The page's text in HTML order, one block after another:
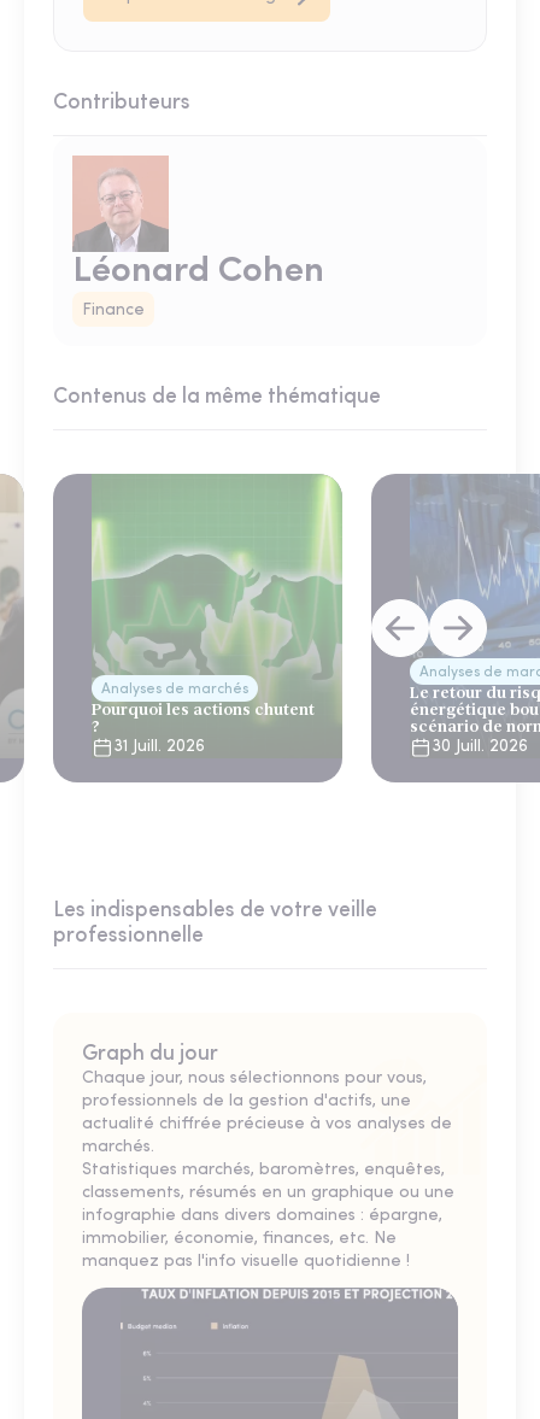
Contributeurs
Léonard Cohen
Finance
Contenus de la même thématique
Analyses de marchés
Pourquoi les actions chutent
?
31 Juill. 2026
Analyses de
Le retour du
énergétique
scénario de
30 Juill. 2026
Les indispensables de votre veille
professionnelle
Graph du jour
Chaque jour, nous sélectionnons pour vous,
professionnels de la gestion d'actifs, une
actualité chiffrée précieuse à vos analyses de
marchés.
Statistiques marchés, baromètres, enquêtes,
classements, résumés en un graphique ou une
infographie dans divers domaines : épargne,
immobilier, économie, finances, etc. Ne
manquez pas l'info visuelle quotidienne !